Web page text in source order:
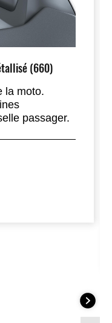
(660)
la moto.
passager.